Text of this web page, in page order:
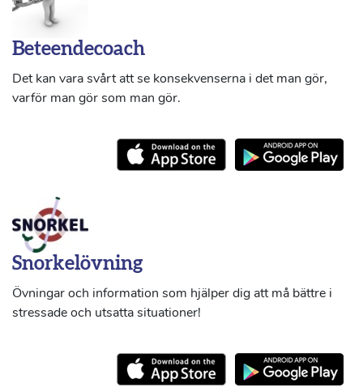
Beteendecoach
Det kan vara svårt att se konsekvenserna i det man gör,
varför man gör som man gör.
Snorkelövning
Övningar och information som hjälper dig att må bättre i
stressade och utsatta situationer!